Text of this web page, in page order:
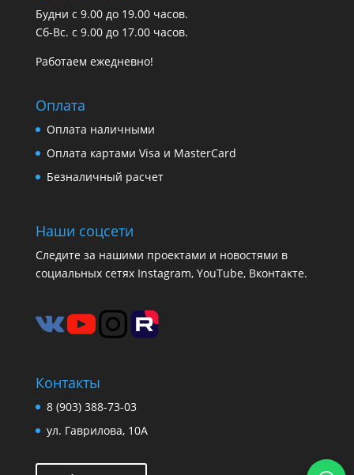
Будни с 9.00 до 19.00 часов.
Сб-Вс. с 9.00 до 17.00 часов.
Работаем ежедневно!
Оплата
Оплата наличными
Оплата картами Visa и MasterCard
Безналичный расчет
Наши соцсети
Следите за нашими проектами и новостями в
социальных сетях Instagram, YouTube, Вконтакте.
Контакты
8 (903) 388-73-03
ул. Гаврилова, 10А